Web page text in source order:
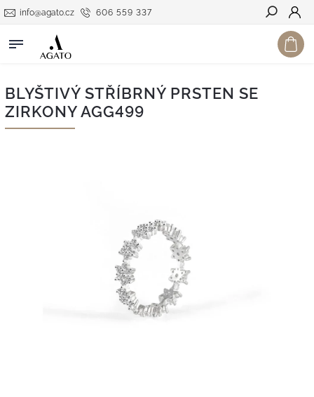
606 559 337
info@agato.cz
Hledat
BLYŠTIVÝ STŘÍBRNÝ PRSTEN SE
ZIRKONY AGG499